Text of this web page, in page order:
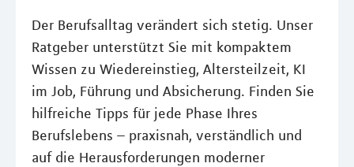
Der Berufsalltag verändert sich stetig. Unser
Ratgeber unterstützt Sie mit kompaktem
Wissen zu Wiedereinstieg, Altersteilzeit, KI
im Job, Führung und Absicherung. Finden Sie
hilfreiche Tipps für jede Phase Ihres
Berufslebens – praxisnah, verständlich und
auf die Herausforderungen moderner